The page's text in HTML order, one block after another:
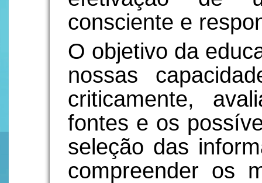
consciente e
O objetivo da
nossas
criticamente,
fontes e os
seleção das
compreender os